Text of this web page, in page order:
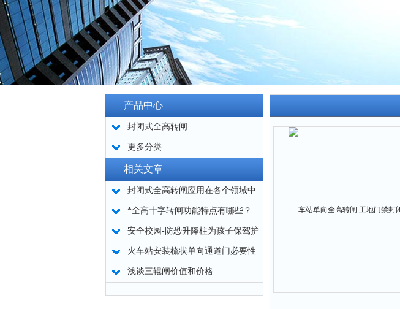
产品中心
封闭式全高转闸
更多分类
相关文章
封闭式全高转闸应用在各个领域中
*全高十字转闸功能特点有哪些？
安全校园-防恐升降柱为孩子保驾护
航
火车站安装梳状单向通道门必要性
浅谈三辊闸价值和价格